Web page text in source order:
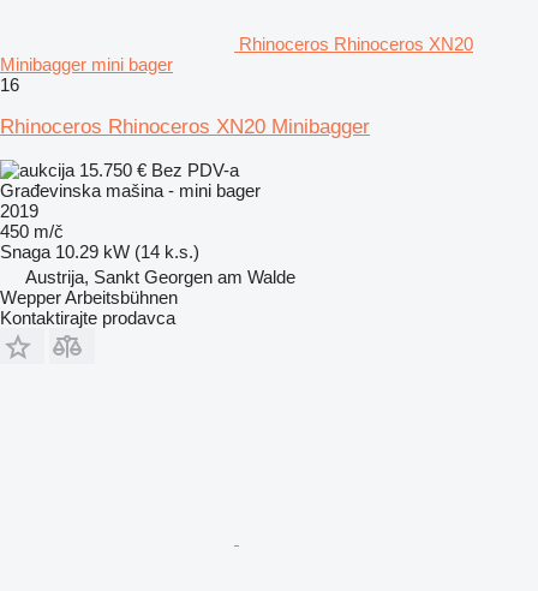
Rhinoceros Rhinoceros XN20
Minibagger mini bager
16
Rhinoceros Rhinoceros XN20 Minibagger
15.750 € Bez PDV-a
Građevinska mašina - mini bager
2019
450 m/č
Snaga 10.29 kW (14 k.s.)
Austrija, Sankt Georgen am Walde
Wepper Arbeitsbühnen
Kontaktirajte prodavca